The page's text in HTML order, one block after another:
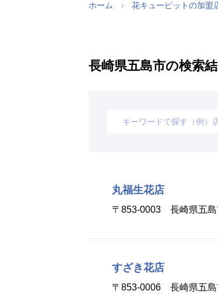
ホーム 花キューピットの加盟
長崎県五島市の検索
丸福生花店
〒853-0003 長崎県五島
すざき花店
〒853-0006 長崎県五島